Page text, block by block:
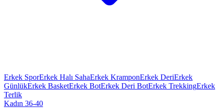
Erkek SporErkek Halı SahaErkek KramponErkek DeriErkek
GünlükErkek BasketErkek BotErkek Deri BotErkek TrekkingErkek
Terlik
Kadın 36-40